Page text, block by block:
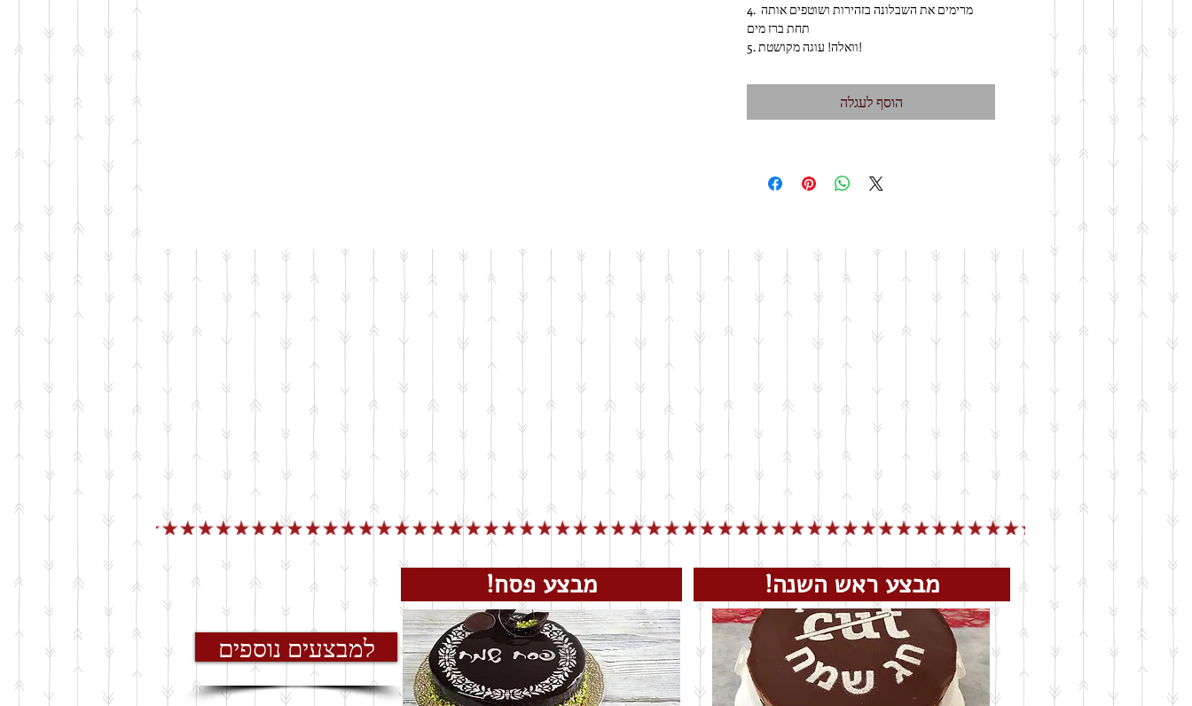
4. מרימים את השבלונה בזהירות ושוטפים אותה
תחת ברז מים
5. וואלה! עוגה מקושטת!
הוסף לעגלה
מבצע ראש השנה! מבצע פסח!
למבצעים נוספים